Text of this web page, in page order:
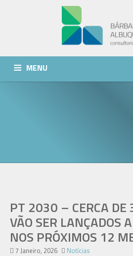
MENU
PT 2030 – CERCA
VÃO SER LANÇADOS
NOS PRÓXIMOS 12
7 Janeiro, 2026 Notícias